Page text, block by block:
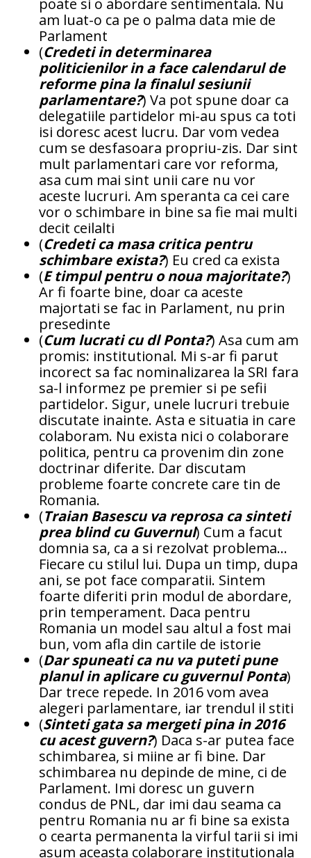
poate si o abordare sentimentala. Nu
am luat-o ca pe o palma data mie de
Parlament
(Credeti in determinarea
politicienilor in a face calendarul de
reforme pina la finalul sesiunii
parlamentare?) Va pot spune doar ca
delegatiile partidelor mi-au spus ca toti
isi doresc acest lucru. Dar vom vedea
cum se desfasoara propriu-zis. Dar sint
mult parlamentari care vor reforma,
asa cum mai sint unii care nu vor
aceste lucruri. Am speranta ca cei care
vor o schimbare in bine sa fie mai multi
decit ceilalti
(Credeti ca masa critica pentru
schimbare exista?) Eu cred ca exista
(E timpul pentru o noua majoritate?)
Ar fi foarte bine, doar ca aceste
majortati se fac in Parlament, nu prin
presedinte
(Cum lucrati cu dl Ponta?) Asa cum am
promis: institutional. Mi s-ar fi parut
incorect sa fac nominalizarea la SRI fara
sa-l informez pe premier si pe sefii
partidelor. Sigur, unele lucruri trebuie
discutate inainte. Asta e situatia in care
colaboram. Nu exista nici o colaborare
politica, pentru ca provenim din zone
doctrinar diferite. Dar discutam
probleme foarte concrete care tin de
Romania.
(Traian Basescu va reprosa ca sinteti
prea blind cu Guvernul) Cum a facut
domnia sa, ca a si rezolvat problema...
Fiecare cu stilul lui. Dupa un timp, dupa
ani, se pot face comparatii. Sintem
foarte diferiti prin modul de abordare,
prin temperament. Daca pentru
Romania un model sau altul a fost mai
bun, vom afla din cartile de istorie
(Dar spuneati ca nu va puteti pune
planul in aplicare cu guvernul Ponta)
Dar trece repede. In 2016 vom avea
alegeri parlamentare, iar trendul il stiti
(Sinteti gata sa mergeti pina in 2016
cu acest guvern?) Daca s-ar putea face
schimbarea, si miine ar fi bine. Dar
schimbarea nu depinde de mine, ci de
Parlament. Imi doresc un guvern
condus de PNL, dar imi dau seama ca
pentru Romania nu ar fi bine sa exista
o cearta permanenta la virful tarii si imi
asum aceasta colaborare institutionala